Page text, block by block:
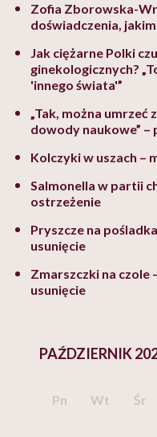
Zofia Zborowska-
doświadczenia,
Jak ciężarne Polki
ginekologicznych?
'innego świata'”
„Tak, można umrzeć
dowody naukowe” –
Kolczyki w uszach –
Salmonella w partii
ostrzeżenie
Pryszcze na
usunięcie
Zmarszczki na czole
usunięcie
PAŹDZIERNIK
Pn Wt Śr